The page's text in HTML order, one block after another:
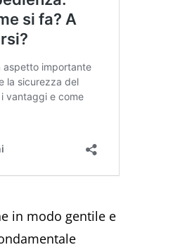
in modo gentile e